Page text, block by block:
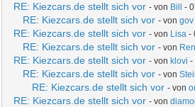
RE: Kiezcars.de stellt sich vor - von Bill -
RE: Kiezcars.de stellt sich vor - vongov
RE: Kiezcars.de stellt sich vor - von Lisa -
RE: Kiezcars.de stellt sich vor - von
RE: Kiezcars.de stellt sich vor - von klovi -
RE: Kiezcars.de stellt sich vor - von
RE: Kiezcars.de stellt sich vor - von
RE: Kiezcars.de stellt sich vor - von